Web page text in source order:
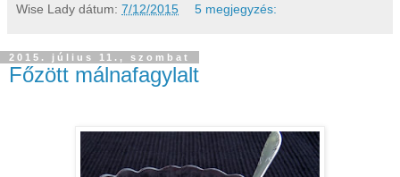
Wise Lady dátum: 7/12/2015 5 megjegyzés:
2015. július 11., szombat
Főzött málnafagylalt